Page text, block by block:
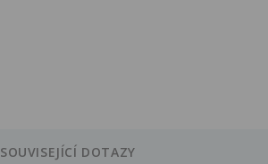
SOUVISEJÍCÍ DOTAZY